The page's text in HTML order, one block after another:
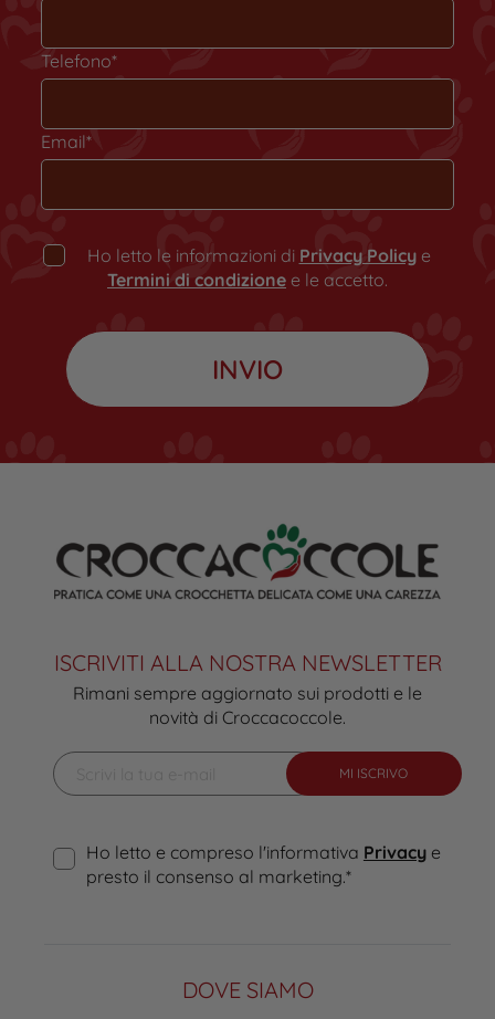
Telefono*
Email*
Ho letto le informazioni di Privacy Policye
Termini di condizione e le accetto.
ISCRIVITI ALLA NOSTRA NEWSLETTER
Rimani sempre aggiornato sui prodotti e le
novità di Croccacoccole.
MI ISCRIVO
Ho letto e compreso l'informativa Privacye
presto il consenso al marketing.*
DOVE SIAMO